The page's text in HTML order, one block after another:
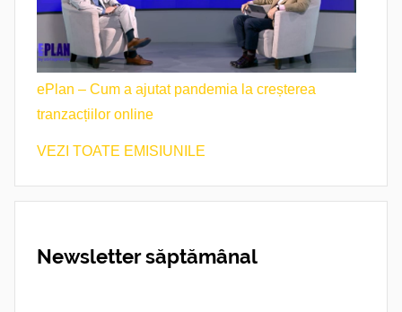
ePlan – Cum a ajutat pandemia la creșterea
tranzacțiilor online
VEZI TOATE EMISIUNILE
Newsletter săptămânal